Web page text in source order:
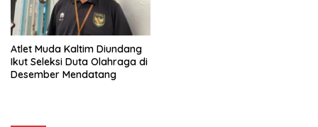
Atlet Muda Kaltim Diundang
Ikut Seleksi Duta Olahraga di
Desember Mendatang